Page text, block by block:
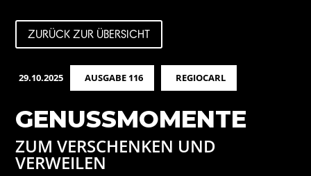
ZURÜCK ZUR ÜBERSICHT
29.10.2025 AUSGABE 116 REGIOCARL
GENUSSMOMENTE
ZUM VERSCHENKEN UND
VERWEILEN